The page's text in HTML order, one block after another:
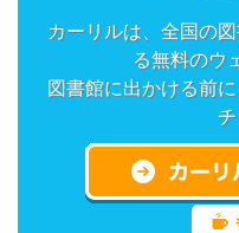
カーリルは、全国の
る無料のウ
図書館に出かける前
チ